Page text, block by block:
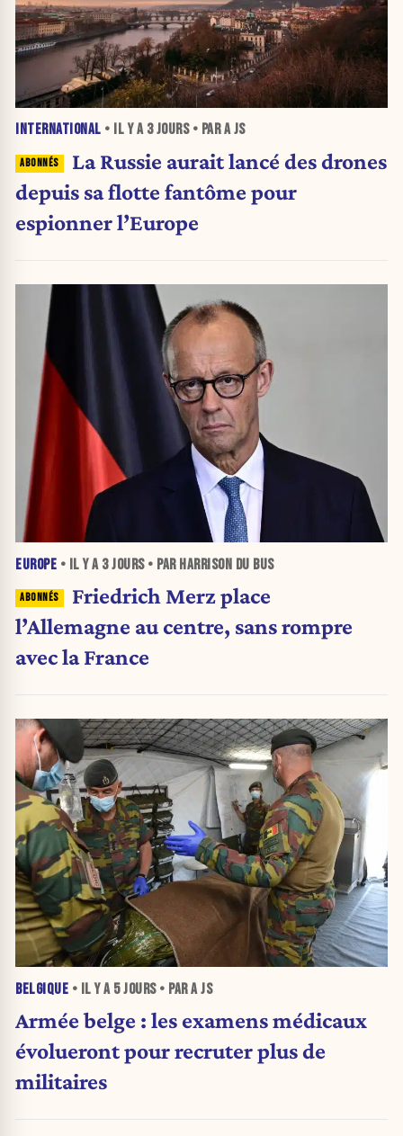
INTERNATIONAL • IL Y A 3 JOURS• PAR A JS
La Russie aurait lancé des drones
depuis sa flotte fantôme pour
espionner l’Europe
EUROPE • IL Y A 3 JOURS• PAR HARRISON DU BUS
Friedrich Merz place
l’Allemagne au centre, sans rompre
avec la France
BELGIQUE • IL Y A 5 JOURS• PAR A JS
Armée belge : les examens médicaux
évolueront pour recruter plus de
militaires